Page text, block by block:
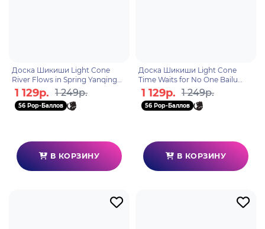
Доска Шикиши Light Cone
River Flows in Spring Yanqing
6976068148531
1 129р. 1 249р.
56 Pop-Баллов
В КОРЗИНУ
Доска Шикиши Light Cone
Time Waits for No One Bailu
6976068140962
1 129р. 1 249р.
56 Pop-Баллов
В КОРЗИНУ